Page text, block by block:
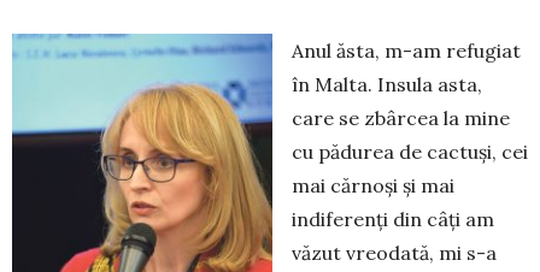
Anul ăsta, m-am refugiat
în Malta. Insula asta,
care se zbârcea la mine
cu pădurea de cactuși, cei
mai cărnoși și mai
indiferenți din câți am
văzut vreodată, mi s-a